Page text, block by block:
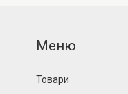
Товари